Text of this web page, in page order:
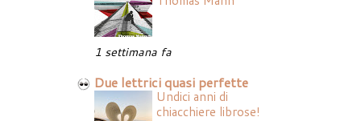
1 settimana fa
Due lettrici quasi perfette
Undici anni di
chiacchiere librose!